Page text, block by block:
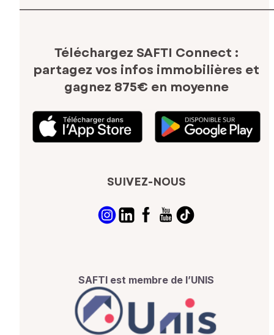
Téléchargez SAFTI Connect :
partagez vos infos immobilières et
gagnez 875€ en moyenne
SUIVEZ-NOUS
SAFTI est membre de l’UNIS